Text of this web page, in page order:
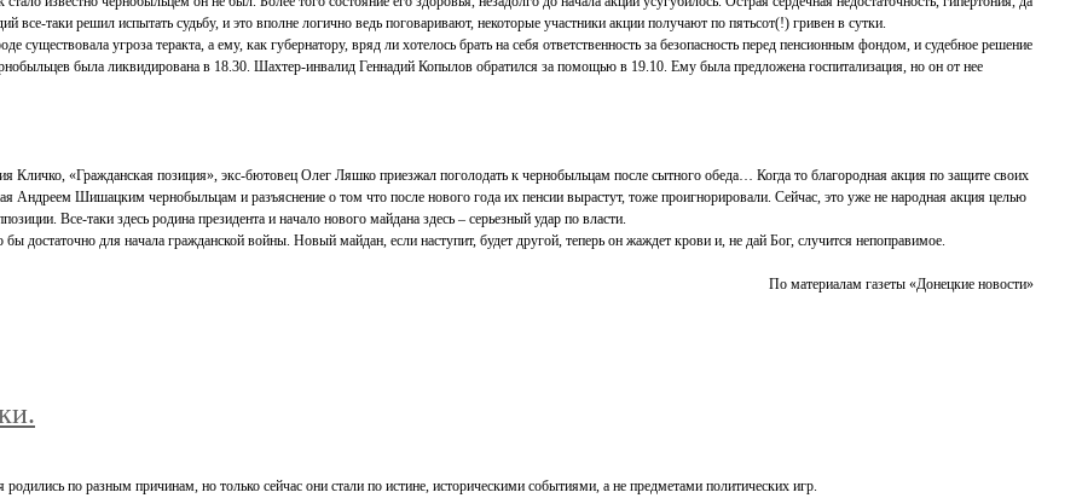
все-таки решил испытать судьбу, и это вполне логично ведь поговаривают, некоторые участники акции получают по пятьсот(!) гривен в сутки.
существовала угроза теракта, а ему, как губернатору, вряд ли хотелось брать на себя ответственность за безопасность перед пенсионным фондом, и судебное решение
была ликвидирована в 18.30. Шахтер-инвалид Геннадий Копылов обратился за помощью в 19.10. Ему была предложена госпитализация, но он от нее
Кличко, «Гражданская позиция», экс-бютовец Олег Ляшко приезжал поголодать к чернобыльцам после сытного обеда… Когда то благородная акция по защите своих
Андреем Шишацким чернобыльцам и разъяснение о том что после нового года их пенсии вырастут, тоже проигнорировали. Сейчас, это уже не народная акция целью
Все-таки здесь родина президента и начало нового майдана здесь – серьезный удар по власти.
для начала гражданской войны. Новый майдан, если наступит, будет другой, теперь он жаждет крови и, не дай Бог, случится непоправимое.
По материалам газеты «Донецкие новости»
по разным причинам, но только сейчас они стали по истине, историческими событиями, а не предметами политических игр.